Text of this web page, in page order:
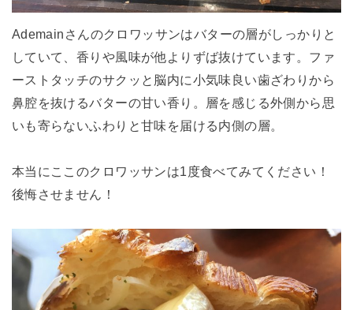
Ademainさんのクロワッサンはバターの層がしっかりと
していて、香りや風味が他よりずば抜けています。ファ
ーストタッチのサクッと脳内に小気味良い歯ざわりから
鼻腔を抜けるバターの甘い香り。層を感じる外側から思
いも寄らないふわりと甘味を届ける内側の層。
本当にここのクロワッサンは1度食べてみてください！
後悔させません！